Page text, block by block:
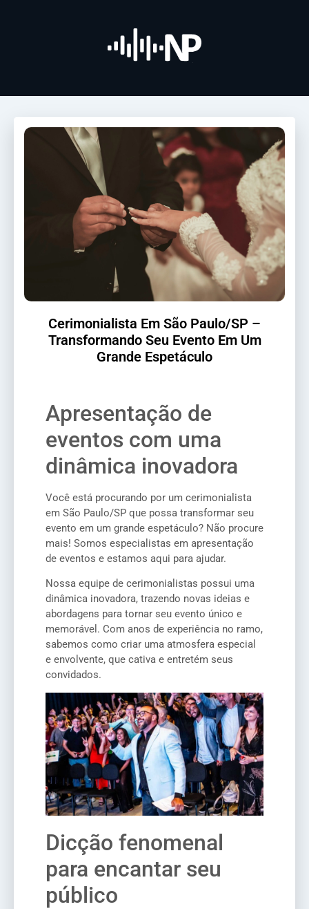
Cerimonialista Em São Paulo/SP –
Transformando Seu Evento Em Um
Grande Espetáculo
Apresentação de
eventos com uma
dinâmica inovadora
Você está procurando por um cerimonialista
em São Paulo/SP que possa transformar seu
evento em um grande espetáculo? Não procure
mais! Somos especialistas em apresentação
de eventos e estamos aqui para ajudar.
Nossa equipe de cerimonialistas possui uma
dinâmica inovadora, trazendo novas ideias e
abordagens para tornar seu evento único e
memorável. Com anos de experiência no ramo,
sabemos como criar uma atmosfera especial
e envolvente, que cativa e entretém seus
convidados.
Dicção fenomenal
para encantar seu
público